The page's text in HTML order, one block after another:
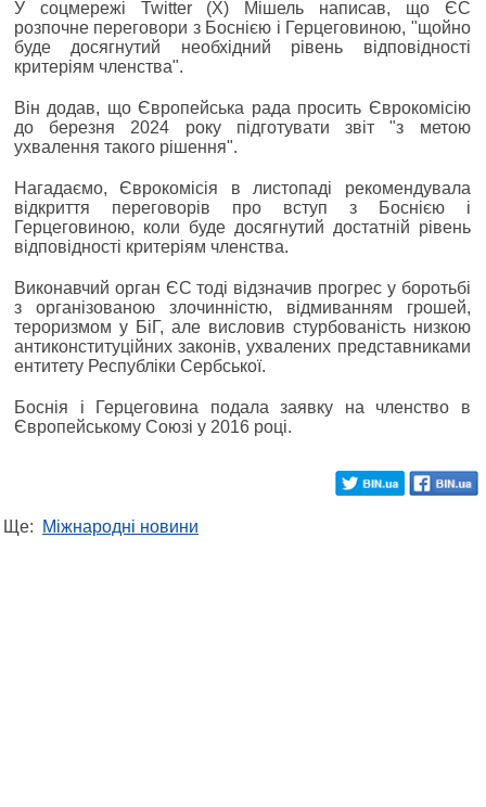
У соцмережі Twitter (X) Мішель написав, що ЄС
розпочне переговори з Боснією і Герцеговиною, "щойно
буде досягнутий необхідний рівень відповідності
критеріям членства".
Він додав, що Європейська рада просить Єврокомісію
до березня 2024 року підготувати звіт "з метою
ухвалення такого рішення".
Нагадаємо, Єврокомісія в листопаді рекомендувала
відкриття переговорів про вступ з Боснією і
Герцеговиною, коли буде досягнутий достатній рівень
відповідності критеріям членства.
Виконавчий орган ЄС тоді відзначив прогрес у боротьбі
з організованою злочинністю, відмиванням грошей,
тероризмом у БіГ, але висловив стурбованість низкою
антиконституційних законів, ухвалених представниками
ентитету Республіки Сербської.
Боснія і Герцеговина подала заявку на членство в
Європейському Союзі у 2016 році.
Ще: Міжнародні новини